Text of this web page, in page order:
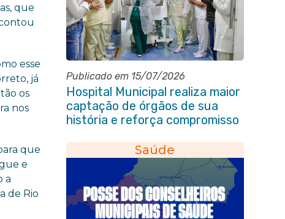
que
esse
já
os
nos
que
e
a
de Rio
Publicado em 15/07/2026
Hospital Municipal realiza maior
captação de órgãos de sua
história e reforça compromisso
Saúde